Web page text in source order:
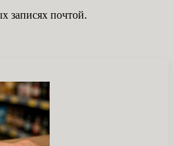
записях почтой.